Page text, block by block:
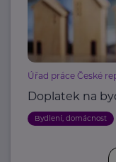
Úřad práce České
Doplatek na
Bydlení, domácnost